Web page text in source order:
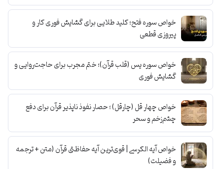
خواص سوره فتح؛ کلید طلایی برای گشایش فوری کار و
پیروزی قطعی
خواص سوره یس (قلب قرآن)؛ ختم مجرب برای حاجت‌روایی و
گشایش فوری
خواص چهار قل (چارقل) ؛ حصار نفوذ ناپذیر قرآن برای دفع
چشم‌زخم و سحر
خواص آیه الکرسی | قوی‌ترین آیه حفاظتی قرآن (متن + ترجمه
و فضیلت)